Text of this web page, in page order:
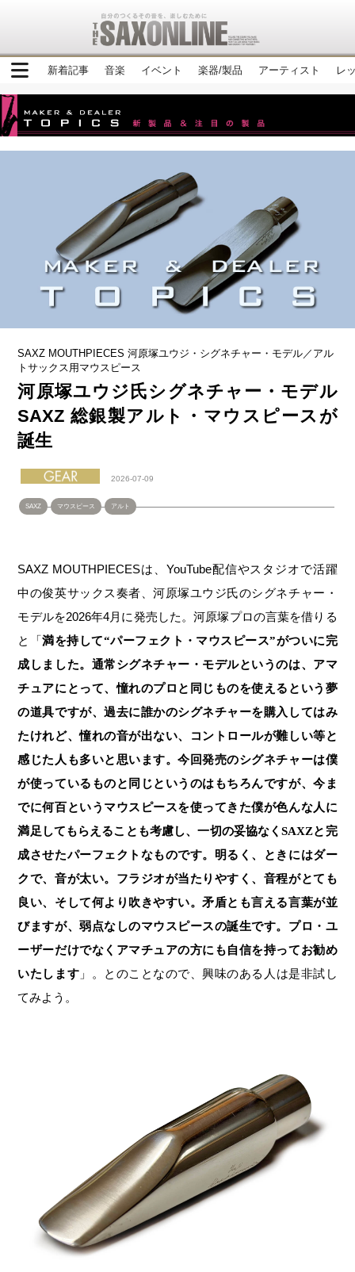
新着記事 音楽 イベント 楽器/製品 アーティスト レ
SAXZ MOUTHPIECES 河原塚ユウジ・シグネチャー・モデル／アル
トサックス用マウスピース
河原塚ユウジ氏シグネチャー・モデル
SAXZ 総銀製アルト・マウスピースが
誕生
2026-07-09
SAXZ マウスピース アルト
SAXZ MOUTHPIECESは、YouTube配信やスタジオで活躍
中の俊英サックス奏者、河原塚ユウジ氏のシグネチャー・
モデルを2026年4月に発売した。河原塚プロの言葉を借りる
と「満を持して“パーフェクト・マウスピース”がついに完
成しました。通常シグネチャー・モデルというのは、アマ
チュアにとって、憧れのプロと同じものを使えるという夢
の道具ですが、過去に誰かのシグネチャーを購入してはみ
たけれど、憧れの音が出ない、コントロールが難しい等と
感じた人も多いと思います。今回発売のシグネチャーは僕
が使っているものと同じというのはもちろんですが、今ま
でに何百というマウスピースを使ってきた僕が色んな人に
満足してもらえることも考慮し、一切の妥協なくSAXZと完
成させたパーフェクトなものです。明るく、ときにはダー
クで、音が太い。フラジオが当たりやすく、音程がとても
良い、そして何より吹きやすい。矛盾とも言える言葉が並
びますが、弱点なしのマウスピースの誕生です。プロ・ユ
ーザーだけでなくアマチュアの方にも自信を持ってお勧め
いたします 」。とのことなので、興味のある人は是非試し
てみよう。